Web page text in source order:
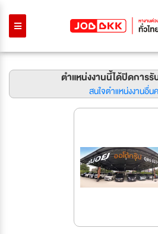
ตำแหน่งงานนี้ได้ปิดการ
สนใจตำแหน่งงานอื่